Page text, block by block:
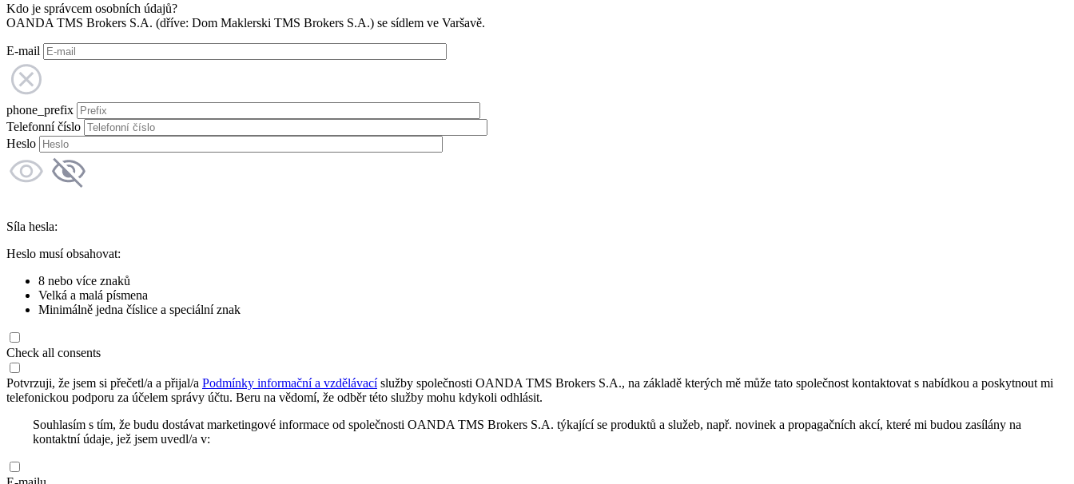
Kdo je správcem osobních údajů?
OANDA TMS Brokers S.A. (dříve: Dom Maklerski TMS Brokers S.A.) se sídlem ve Varšavě.
E-mail
phone_prefix
Telefonní číslo
Heslo
Síla hesla:
Heslo musí obsahovat:
8 nebo více znaků
Velká a malá písmena
Minimálně jedna číslice a speciální znak
Check all consents
Potvrzuji, že jsem si přečetl/a a přijal/a Podmínky informační a vzdělávacíslužby společnosti OANDA TMS Brokers S.A., na základě kterých mě může tato společnost kontaktovat s nabídkou a poskytnout mi
telefonickou podporu za účelem správy účtu. Beru na vědomí, že odběr této služby mohu kdykoli odhlásit.
Souhlasím s tím, že budu dostávat marketingové informace od společnosti OANDA TMS Brokers S.A. týkající se produktů a služeb, např. novinek a propagačních akcí, které mi budou zasílány na
kontaktní údaje, jež jsem uvedl/a v: